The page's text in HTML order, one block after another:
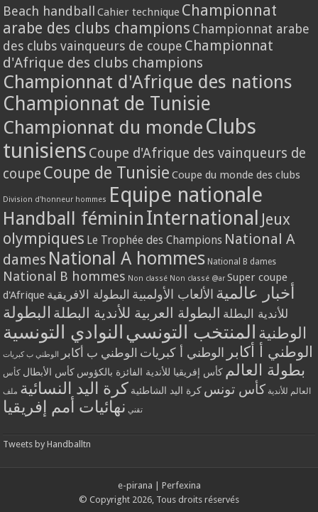
Beach handball Cahier technique Championnat
arabe des clubs champions Championnat arabe
des clubs vainqueurs de coupe Championnat
d'Afrique des clubs champions
Championnat d'Afrique des nations
Championnat de Tunisie
Championnat du monde Clubs
tunisiens Coupe d'Afrique des vainqueurs de
coupe Coupe de Tunisie Coupe du monde des clubs
Division d'honneur hommes Equipe nationale
Handball féminin International Jeux
olympiques Le Trophée des Champions National A
dames National A hommes National B dames
National B hommes Non classé Non classé @ar Super coupe
d'Afrique
أخبار عالمية الألعاب الأولمبية البطولة الافريقية
للأندية البطلة البطولة العربية للأندية البطلة البطولة
الوطنية المنتخب التونسي النوادي التونسية
الوطني أ أكابر الوطني أ كبريات الوطني ب أكابر الوطني ب كبريات
بطولة العالم كأس إفريقيا للأندية الفائزة بالكؤوس كأس الأبطال كأس
العالم للأندية كأس تونس كرة اليد الشاطئية كرة اليد النسائية ملف
تقني نهائيات أمم إفريقيا
Tweets by Handballtn
e-pirana
Perfexina
© Copyright 2026, Tous droits réservés